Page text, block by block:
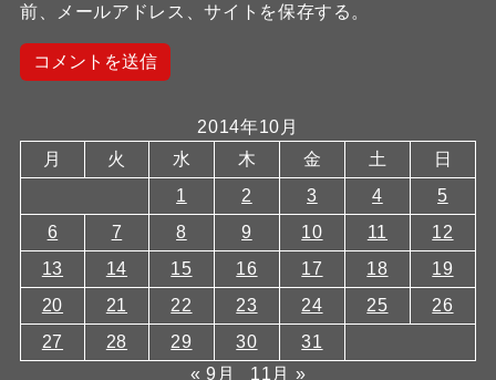
前、メールアドレス、サイトを保存する。
2014年10月
月
火 水 木 金 土
日
1
2 3 4
5
6
7 8 9 10 11
12
13
14 15 16 17 18
19
20
21 22 23 24 25
26
27
28 29 30
31
« 9月
11月 »